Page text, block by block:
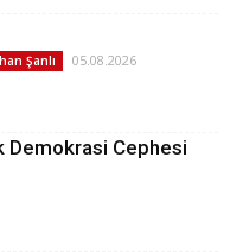
Şanlı 05.08.2026
Demokrasi Cephesi